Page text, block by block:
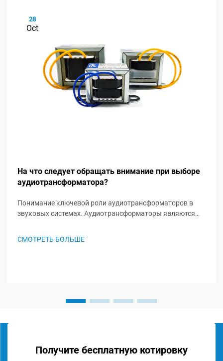
28
Oct
На что следует обращать внимание при выборе
аудиотрансформатора?
Понимание ключевой роли аудиотрансформаторов в
звуковых системах. Аудиотрансформаторы являются
обеспечении оптимальной работы аудиосистемы. Эти
СМОТРЕТЬ БОЛЬШЕ
Получите бесплатную котировку